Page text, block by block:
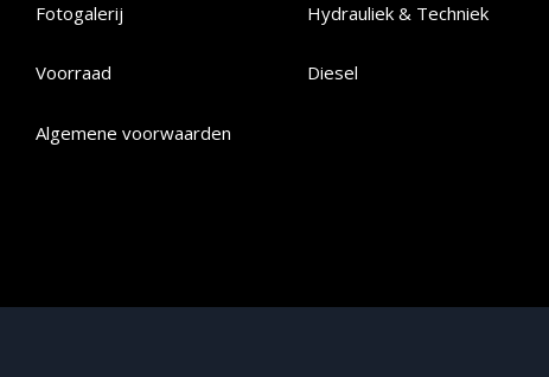
Fotogalerij
Voorraad
Algemene voorwaarden
Hydrauliek & Techniek
Diesel